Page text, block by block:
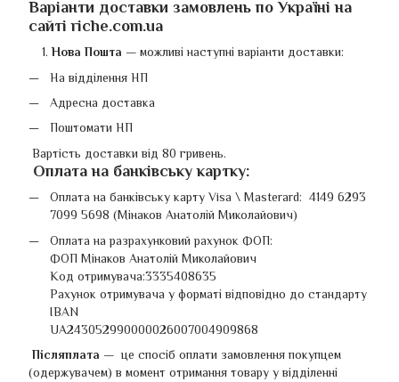
Варіанти доставки замовлень по Україні на
сайті riche.com.ua
Нова Пошта — можливі наступні варіанти доставки:
На відділення НП
Адресна доставка
Поштомати НП
Вартість доставки від 80 гривень.
Оплата на банківську картку:
Оплата на банківську карту Visa \ Masterard: 4149 6293
7099 5698 (Мінаков Анатолій Миколайович)
Оплата на разрахунковий рахунок ФОП:
ФОП Мінаков Анатолій Миколайович
Код отримувача:3335408635
Рахунок отримувача у форматі відповідно до стандарту
IBAN
UA243052990000026007004909868
Післяплата — це спосіб оплати замовлення покупцем
(одержувачем) в момент отримання товару у відділенні